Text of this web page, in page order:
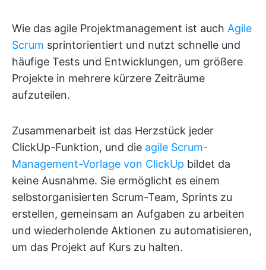
Wie das agile Projektmanagement ist auch Agile
Scrum sprintorientiert und nutzt schnelle und
häufige Tests und Entwicklungen, um größere
Projekte in mehrere kürzere Zeiträume
aufzuteilen.
Zusammenarbeit ist das Herzstück jeder
ClickUp-Funktion, und die agile Scrum-
Management-Vorlage von ClickUp bildet da
keine Ausnahme. Sie ermöglicht es einem
selbstorganisierten Scrum-Team, Sprints zu
erstellen, gemeinsam an Aufgaben zu arbeiten
und wiederholende Aktionen zu automatisieren,
um das Projekt auf Kurs zu halten.